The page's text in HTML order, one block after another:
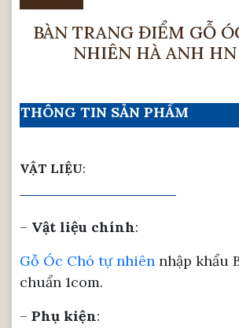
BÀN TRANG ĐIỂM GỖ
NHIÊN HÀ ANH HN
THÔNG TIN SẢN PHẨM
VẬT LIỆU:
– Vật liệu chính:
Gỗ Óc Chó tự nhiên nhập khẩu
chuẩn 1com.
– Phụ kiện: